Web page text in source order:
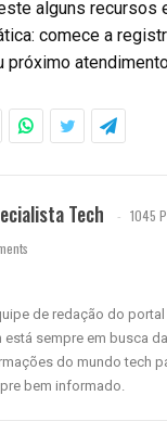
alguns recursos
comece a
próximo
Tech 1045
de redação do
está sempre em busca
do mundo tech
bem informado.